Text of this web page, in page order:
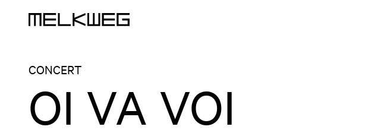
CONCERT
OI VA VOI